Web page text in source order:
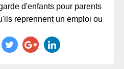
d'enfants pour parents
reprennent un emploi ou